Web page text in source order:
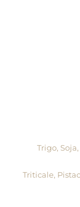
Trigo,
Triticale,